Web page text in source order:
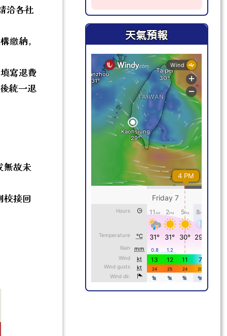
洽各社
繳納，
寫退費
統一退
無故未
校接回
天氣預報